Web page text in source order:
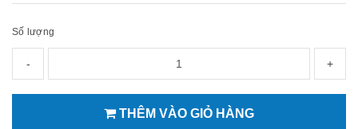
Số lượng
- +
THÊM VÀO GIỎ HÀNG